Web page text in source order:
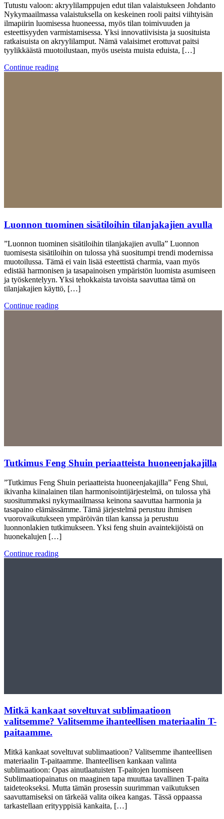
Tutustu valoon: akryylilamppujen edut tilan valaistukseen Johdanto
Nykymaailmassa valaistuksella on keskeinen rooli paitsi viihtyisän
ilmapiirin luomisessa huoneessa, myös tilan toimivuuden ja
esteettisyyden varmistamisessa. Yksi innovatiivisista ja suosituista
ratkaisuista on akryylilamput. Nämä valaisimet erottuvat paitsi
tyylikkäästä muotoilustaan, myös useista muista eduista, […]
Continue reading
Luonnon tuominen sisätiloihin tilanjakajien avulla
”Luonnon tuominen sisätiloihin tilanjakajien avulla” Luonnon
tuomisesta sisätiloihin on tulossa yhä suositumpi trendi modernissa
muotoilussa. Tämä ei vain lisää esteettistä charmia, vaan myös
edistää harmonisen ja tasapainoisen ympäristön luomista asumiseen
ja työskentelyyn. Yksi tehokkaista tavoista saavuttaa tämä on
tilanjakajien käyttö, […]
Continue reading
Tutkimus Feng Shuin periaatteista huoneenjakajilla
”Tutkimus Feng Shuin periaatteista huoneenjakajilla” Feng Shui,
ikivanha kiinalainen tilan harmonisointijärjestelmä, on tulossa yhä
suositummaksi nykymaailmassa keinona saavuttaa harmonia ja
tasapaino elämässämme. Tämä järjestelmä perustuu ihmisen
vuorovaikutukseen ympäröivän tilan kanssa ja perustuu
luonnonlakien tutkimukseen. Yksi feng shuin avaintekijöistä on
huonekalujen […]
Continue reading
Mitkä kankaat soveltuvat sublimaatioon
valitsemme? Valitsemme ihanteellisen materiaalin T-
paitaamme.
Mitkä kankaat soveltuvat sublimaatioon? Valitsemme ihanteellisen
materiaalin T-paitaamme. Ihanteellisen kankaan valinta
sublimaatioon: Opas ainutlaatuisten T-paitojen luomiseen
Sublimaatiopainatus on maaginen tapa muuttaa tavallinen T-paita
taideteokseksi. Mutta tämän prosessin suurimman vaikutuksen
saavuttamiseksi on tärkeää valita oikea kangas. Tässä oppaassa
tarkastellaan erityyppisiä kankaita, […]